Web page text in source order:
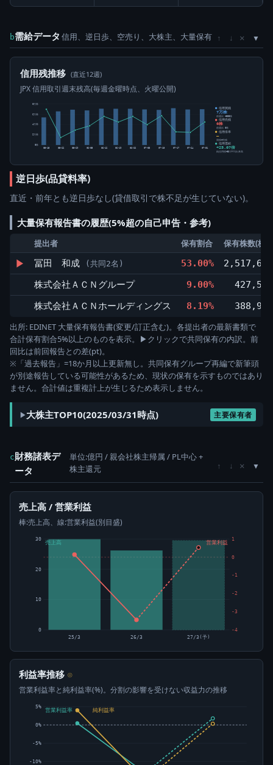
b需給データ 信用、逆日歩、空売り、大株主、大量保有 ↑ ↓ ×
信用残推移 (直近12週)
JPX 信用取引週末残高(毎週金曜時点、火曜公開)
0株
2万株
4万株
6万株
8万株
05-15 05-22 05-29 06-05 06-12 06-19 06-26 07-03 07-10 07-17 07-24 07-31
信用買残
7万株
前週比 +500株
信用売残
0株
前週比 0株
信用倍率
―
買残÷売残
信用需給
+25.07倍
純信用残÷5日平均出来高
逆日歩(品貸料率)
直近・前年とも逆日歩なし(貸借取引で株不足が生じていない)。
大量保有報告書の履歴(5%超の自己申告・参考)
提出者 保有割合 保有株数(株)
▶ 冨田 和成 (共同2名) 53.00%
2,517,600
株式会社ＡＣＮグループ
9.00%
427,500
株式会社ＡＣＮホールディングス
8.19%
388,900
出所: EDINET 大量保有報告書(変更/訂正含む)。各提出者の最新書類で
合計保有割合5%以上のものを表示。▶クリックで共同保有の内訳。前
回比は前回報告との差(pt)。
※「過去報告」=18か月以上更新無し。共同保有グループ再編で新筆頭
が別途報告している可能性があるため、現状の保有を示すものではあり
ません。合計値は重複計上が生じるため表示しません。
大株主TOP10(2025/03/31時点) 主要保有者
c財務諸表デ
ータ
単位:億円 / 親会社株主帰属 / PL中心 +
株主還元
↑ ↓ ×
売上高 / 営業利益
棒:売上高、線:営業利益(別目盛)
0
10
20
30
-4
-3
-2
-1
0
1
25/3 26/3 27/3(予)
売上高 営業利益
利益率推移 ⊙
営業利益率と純利益率(%)。分割の影響を受けない収益力の推移
-10%
-5%
0%
5%
営業利益率 純利益率